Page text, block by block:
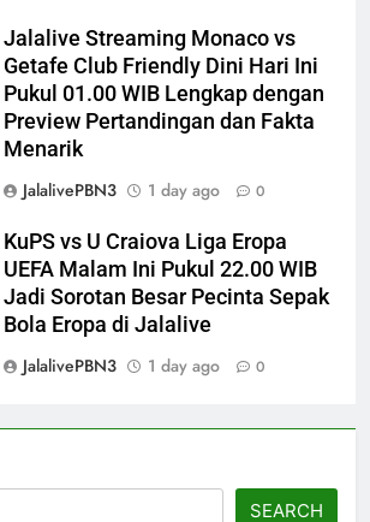
Jalalive Streaming Monaco vs
Getafe Club Friendly Dini Hari Ini
Pukul 01.00 WIB Lengkap dengan
Preview Pertandingan dan Fakta
Menarik
JalalivePBN3
1 day ago 0
KuPS vs U Craiova Liga Eropa
UEFA Malam Ini Pukul 22.00 WIB
Jadi Sorotan Besar Pecinta Sepak
Bola Eropa di Jalalive
JalalivePBN3
1 day ago 0
SEARCH